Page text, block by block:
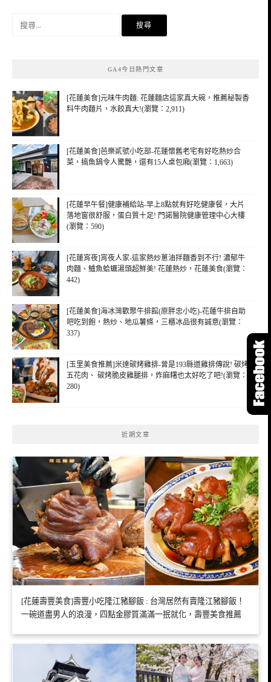
GA4今日熱門文章
[花蓮美食]元味牛肉麵: 花蓮麵店這家真大碗，推薦秘製香
料牛肉麵片，水餃真大!(瀏覽：2,911)
[花蓮美食]芭樂貳號小吃部-花蓮懷舊老宅有好吃熱炒合
菜，搞魚鍋令人驚艷，還有15人桌包廂(瀏覽：1,663)
[花蓮早午餐]健康補給站-早上8點就有好吃健康餐，大片
落地窗很舒服，蛋白質十足! 門諾醫院健康管理中心大樓
(瀏覽：590)
[花蓮宵夜]宵夜人家-這家熱炒蔥油拌麵香到不行! 濃郁牛
肉麵、鱸魚蛤蠣湯頭超鮮美! 花蓮熱炒，花蓮美食(瀏覽：
442)
[花蓮美食]海冰灣歡聚牛排館(原胖忠小吃)-花蓮牛排自助
吧吃到飽，熱炒、地瓜薯條，三櫃冰品很有誠意(瀏覽：
337)
[玉里美食推薦]米達碳烤雞排-曾是193縣道雞排傳說! 碳烤
五花肉、 碳烤脆皮雞腿排，炸麻糬也太好吃了吧!(瀏覽：
280)
近期文章
[花蓮壽豐美食]壽豐小吃隆江豬腳飯 : 台灣居然有賣隆江豬腳飯！
一碗道盡男人的浪漫，四點金膠質滿滿一抿就化，壽豐美食推薦